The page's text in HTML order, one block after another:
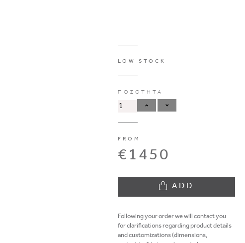
LOW STOCK
ΠΟΣΟΤΗΤΑ
FROM
€1450
ADD
Following your order we will contact you
for clarifications regarding product details
and customizations (dimensions,